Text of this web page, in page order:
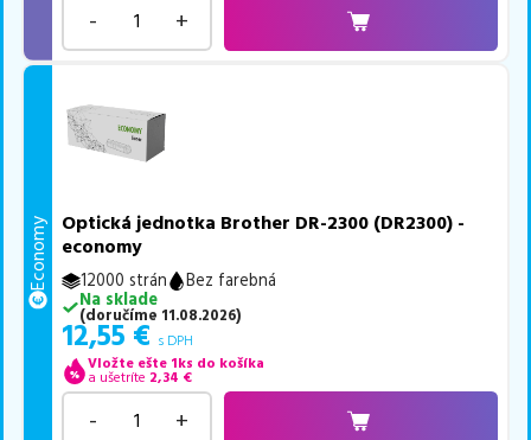
- +
Economy
Optická jednotka Brother DR-2300 (DR2300) -
economy
12000 strán
Bez farebná
Na sklade
(doručíme 11.08.2026)
12,55 € s DPH
Vložte ešte 1ks do košíka
a ušetríte 2,34 €
- +